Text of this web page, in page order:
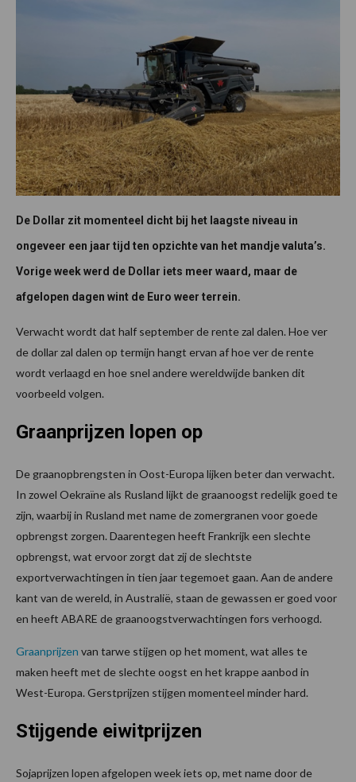
De Dollar zit momenteel dicht bij het laagste niveau in
ongeveer een jaar tijd ten opzichte van het mandje valuta’s.
Vorige week werd de Dollar iets meer waard, maar de
afgelopen dagen wint de Euro weer terrein.
Verwacht wordt dat half september de rente zal dalen. Hoe ver
de dollar zal dalen op termijn hangt ervan af hoe ver de rente
wordt verlaagd en hoe snel andere wereldwijde banken dit
voorbeeld volgen.
Graanprijzen lopen op
De graanopbrengsten in Oost-Europa lijken beter dan verwacht.
In zowel Oekraïne als Rusland lijkt de graanoogst redelijk goed te
zijn, waarbij in Rusland met name de zomergranen voor goede
opbrengst zorgen. Daarentegen heeft Frankrijk een slechte
opbrengst, wat ervoor zorgt dat zij de slechtste
exportverwachtingen in tien jaar tegemoet gaan. Aan de andere
kant van de wereld, in Australië, staan de gewassen er goed voor
en heeft ABARE de graanoogstverwachtingen fors verhoogd.
Graanprijzen van tarwe stijgen op het moment, wat alles te
maken heeft met de slechte oogst en het krappe aanbod in
West-Europa. Gerstprijzen stijgen momenteel minder hard.
Stijgende eiwitprijzen
Sojaprijzen lopen afgelopen week iets op, met name door de